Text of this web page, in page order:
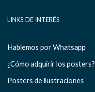
LINKS DE INTERÉS
Hablemos por Whatsapp
¿Cómo adquirir los posters?
Posters de ilustraciones